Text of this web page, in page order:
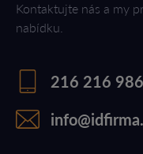
Kontaktujte nás a my
nabídku.
216 216 986